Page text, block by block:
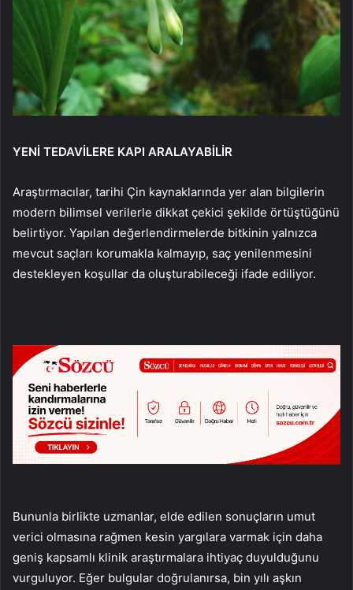
YENİ TEDAVİLERE KAPI ARALAYABİLİR
Araştırmacılar, tarihi Çin kaynaklarında yer alan bilgilerin
modern bilimsel verilerle dikkat çekici şekilde örtüştüğünü
belirtiyor. Yapılan değerlendirmelerde bitkinin yalnızca
mevcut saçları korumakla kalmayıp, saç yenilenmesini
destekleyen koşullar da oluşturabileceği ifade ediliyor.
Bununla birlikte uzmanlar, elde edilen sonuçların umut
verici olmasına rağmen kesin yargılara varmak için daha
geniş kapsamlı klinik araştırmalara ihtiyaç duyulduğunu
vurguluyor. Eğer bulgular doğrulanırsa, bin yılı aşkın